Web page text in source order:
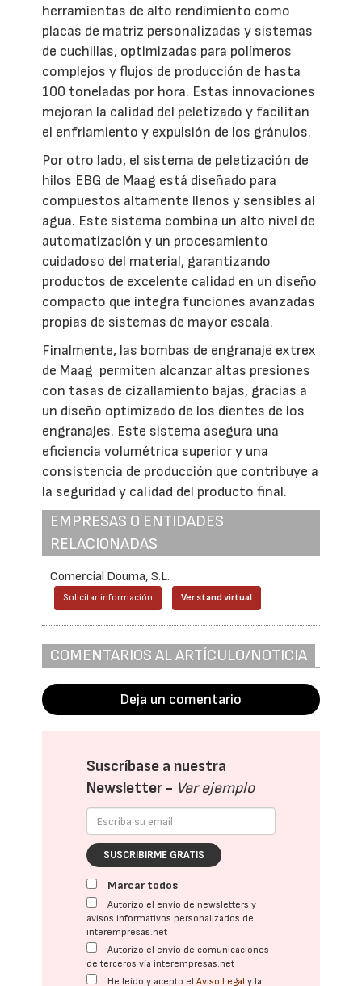
herramientas de alto rendimiento como
placas de matriz personalizadas y sistemas
de cuchillas, optimizadas para polímeros
complejos y flujos de producción de hasta
100 toneladas por hora. Estas innovaciones
mejoran la calidad del peletizado y facilitan
el enfriamiento y expulsión de los gránulos.
Por otro lado, el sistema de peletización de
hilos EBG de Maag está diseñado para
compuestos altamente llenos y sensibles al
agua. Este sistema combina un alto nivel de
automatización y un procesamiento
cuidadoso del material, garantizando
productos de excelente calidad en un diseño
compacto que integra funciones avanzadas
propias de sistemas de mayor escala.
Finalmente, las bombas de engranaje extrex
de Maag permiten alcanzar altas presiones
con tasas de cizallamiento bajas, gracias a
un diseño optimizado de los dientes de los
engranajes. Este sistema asegura una
eficiencia volumétrica superior y una
consistencia de producción que contribuye a
la seguridad y calidad del producto final.
EMPRESAS O ENTIDADES
RELACIONADAS
Comercial Douma, S.L.
Solicitar información Ver stand virtual
COMENTARIOS AL ARTÍCULO/NOTICIA
Deja un comentario
Suscríbase a nuestra
Newsletter - Ver ejemplo
SUSCRIBIRME GRATIS
Marcar todos
Autorizo el envío de newsletters y
avisos informativos personalizados de
interempresas.net
Autorizo el envío de comunicaciones
de terceros vía interempresas.net
He leído y acepto elAviso Legal y la